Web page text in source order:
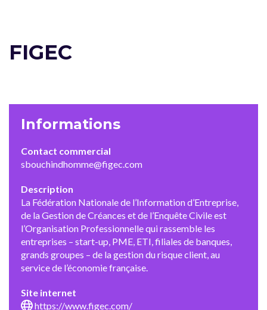
FIGEC
Informations
Contact commercial
sbouchindhomme@figec.com
Description
La Fédération Nationale de l’Information d’Entreprise,
de la Gestion de Créances et de l’Enquête Civile est
l’Organisation Professionnelle qui rassemble les
entreprises – start-up, PME, ETI, filiales de banques,
grands groupes – de la gestion du risque client, au
service de l’économie française.
Site internet
https://www.figec.com/